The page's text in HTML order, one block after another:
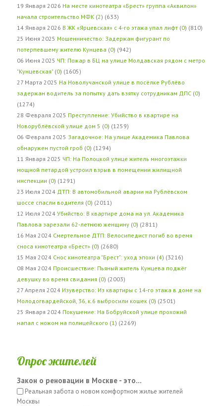
19 Января 2026 На месте кинотеатра «Брест» группа «Аквилон»
начала строительство МФК (2) (633)
14 Января 2026 В ЖК «Ярцевская» с 4-го этажа упал лифт (0) (810)
25 Июня 2025 Мошенничество: Задержан фигурант по
потерпевшему жителю Кунцева (0) (942)
06 Июня 2025 ЧП: Пожар в БЦ на улице Молдавская рядом с метро
"Кунцевская" (0) (1605)
27 Марта 2025 На Новолучанской улице в посёлке Рублёво
задержан водитель за попытку дать взятку сотрудникам ДПС (0)
(1274)
28 Февраля 2025 Преступление: Убийство в квартире на
Новорублёвской улице дом 5 (0) (1259)
06 Февраля 2025 Загадочное: На улице Академика Павлова
обнаружен пустой гроб (0) (1294)
11 Января 2025 ЧП: На Полоцкой улице житель многоэтажки
мощной петардой устроил взрыв в помещении жилищной
инспекции (0) (1291)
23 Июля 2024 ДТП: В автомобильной аварии на Рублёвском
шоссе спасли водителя (0) (2011)
12 Июля 2024 Убийство: В квартире дома на ул. Академика
Павлова зарезали 62-летнюю женщину (0) (2811)
16 Мая 2024 Смертельное ДТП: Велосипедист погиб во время
сноса кинотеатра «Брест» (0) (2680)
15 Мая 2024 Снос кинотеатра "Брест": уход эпохи (4) (3216)
08 Мая 2024 Происшествие: Пьяный житель Кунцева поджёг
девушку во время свидания (0) (2003)
27 Апреля 2024 Изуверство: Из квартиры с 14-го этажа в доме на
Молодогвардейской, 36, к.6 выбросили кошек (0) (2501)
25 Января 2024 Покушение: На Бобруйской улице прохожий
напал с ножом на полицейского (1 ) (2269)
Опрос жителей
Закон о реновации в Москве - это...
Реальная забота о новом комфортном жилье жителей
Москвы